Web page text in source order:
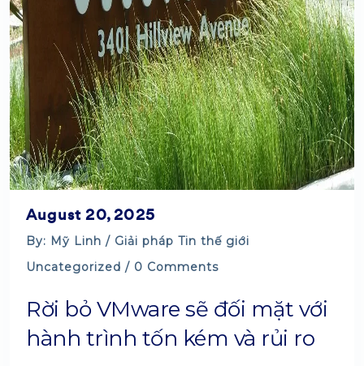
August 20, 2025
By: Mỹ Linh / Giải pháp Tin thế giới
Uncategorized / 0 Comments
Rời bỏ VMware sẽ đối mặt với
hành trình tốn kém và rủi ro